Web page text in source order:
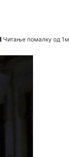
Читање помалку од 1м